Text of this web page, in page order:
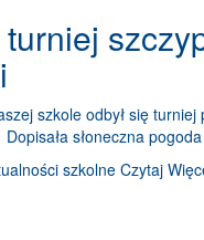
szkole odbył się turniej
słoneczna
szkolne Czytaj